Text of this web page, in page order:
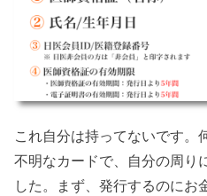
これ自分は持ってないです。
不明なカードで、自分の周り
した。まず、発行するのにお